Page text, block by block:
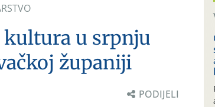
u srpnju
županiji
PODIJELI